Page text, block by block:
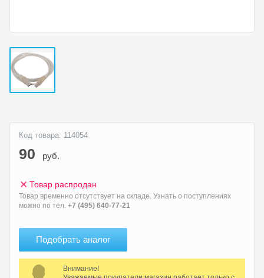
Код товара: 114054
90 руб.
Товар распродан
Товар временно отсутствует на складе. Узнать о поступлениях
можно по тел. +7 (495) 640-77-21
Подобрать аналог
Внимание!